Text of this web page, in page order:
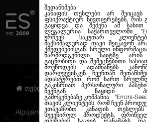
შეთანხმება
კანაფის თესლები არ შეიცავს
ფსიქოაქტიურ ნივთიერებებს, რის
გაყიდვა და შეძენა ამ
ლეგალურია საქართველოში.
ურჩევს საკუთარ
მაქსიმალურად თავი შეიკავონ
ქმედებებისგან. სრული
წარმოდგენილი საიტზე
გაცნობითი და შემეცნებითი
მოუწოდებს ადამიანებს
დარღვევისკენ. ჩვენთან
ადასტურებთ, რომ ხართ
გაკისრიათ პერსონალური
ჩვენგან ნაყიდი
გამოყენებაზე.კომპანია
"Errors-
თავის კლიენტებს, რომ ჩვენ
ვთავაზობთ კანაფის
სუვენირულ პროდუქტს,
თესლების კანაფი
Alpujarrena Feminised